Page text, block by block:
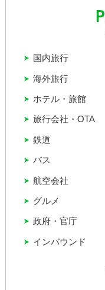
インバウンド
グルメ
バス
ホテル・旅館
国内旅行
政府・官庁
旅行会社・OTA
海外旅行
航空会社
鉄道